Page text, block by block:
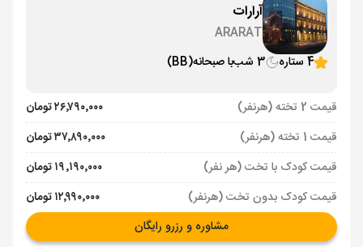
آرارات
ARARAT
4 ستاره
3 شب با صبحانه(BB)
قیمت 2 تخته (هرنفر)
۲۶٬۷۹۰٬۰۰۰ تومان
قیمت 1 تخته (هرنفر)
۳۷٬۸۹۰٬۰۰۰ تومان
قیمت کودک با تخت (هر نفر)
۱۹٬۱۹۰٬۰۰۰ تومان
قیمت کودک بدون تخت (هرنفر)
۱۲٬۹۹۰٬۰۰۰ تومان
مشاوره و رزرو رایگان